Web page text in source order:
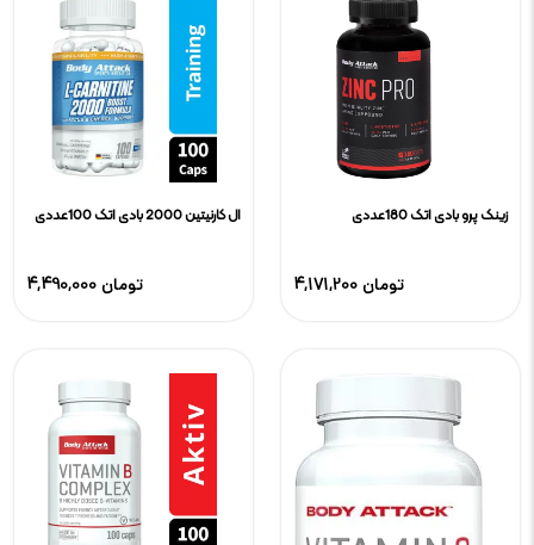
ال کارنیتین 2000 بادی اتک 100عددی
4,490,000 تومان
زینک پرو بادی اتک 180عددی
4,171,200 تومان